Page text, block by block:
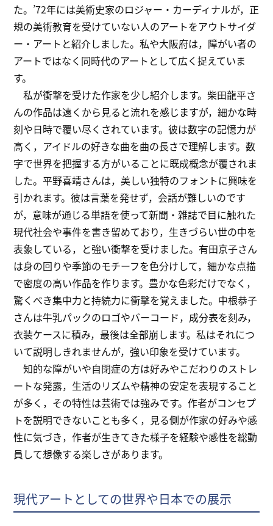
た。’72年には美術史家のロジャー・カーディナルが，正
規の美術教育を受けていない人のアートをアウトサイダ
ー・アートと紹介しました。私や大阪府は，障がい者の
アートではなく同時代のアートとして広く捉えていま
す。
私が衝撃を受けた作家を少し紹介します。柴田龍平さ
んの作品は遠くから見ると流れを感じますが，細かな時
刻や日時で覆い尽くされています。彼は数字の記憶力が
高く，アイドルの好きな曲を曲の長さで理解します。数
字で世界を把握する方がいることに既成概念が覆されま
した。平野喜靖さんは，美しい独特のフォントに興味を
引かれます。彼は言葉を発せず，会話が難しいのです
が，意味が通じる単語を使って新聞・雑誌で目に触れた
現代社会や事件を書き留めており，生きづらい世の中を
表象している，と強い衝撃を受けました。有田京子さん
は身の回りや季節のモチーフを色分けして，細かな点描
で密度の高い作品を作ります。豊かな色彩だけでなく，
驚くべき集中力と持続力に衝撃を覚えました。中根恭子
さんは牛乳パックのロゴやバーコード，成分表を刻み，
衣装ケースに積み，最後は全部崩します。私はそれにつ
いて説明しきれませんが，強い印象を受けています。
知的な障がいや自閉症の方は好みやこだわりのストレ
ートな発露，生活のリズムや精神の安定を表現すること
が多く，その特性は芸術では強みです。作者がコンセプ
トを説明できないことも多く，見る側が作家の好みや感
性に気づき，作者が生きてきた様子を経験や感性を総動
員して想像する楽しさがあります。
現代アートとしての世界や日本での展示